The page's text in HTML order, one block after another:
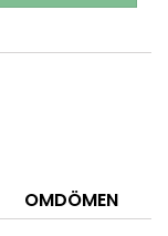
OMDÖMEN